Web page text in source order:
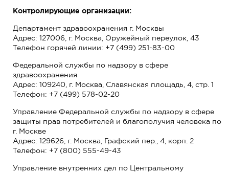
Контролирующие организации:
Департамент здравоохранения г. Москвы
Адрес: 127006, г. Москва, Оружейный переулок, 43
Телефон горячей линии: +7 (499) 251-83-00
Федеральной службы по надзору в сфере
здравоохранения
Адрес: 109240, г. Москва, Славянская площадь, 4, стр. 1
Телефон: +7 (499) 578-02-20
Управление Федеральной службы по надзору в сфере
защиты прав потребителей и благополучия человека по
г. Москве
Адрес: 129626, г. Москва, Графский пер., 4, корп. 2
Телефон: +7 (800) 555-49-43
Управление внутренних дел по Центральному